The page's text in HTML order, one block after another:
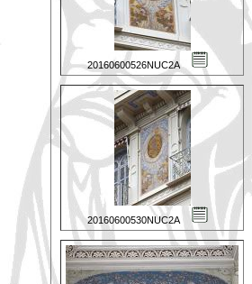
20160600526NUC2A
20160600530NUC2A